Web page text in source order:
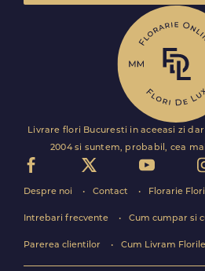
Livrare flori Bucuresti in aceeasi zi
2004 si suntem, probabil, cea
Despre noi Contact Florarie
Intrebari frecvente Cum cumpar si
Parerea clientilor Cum Livram